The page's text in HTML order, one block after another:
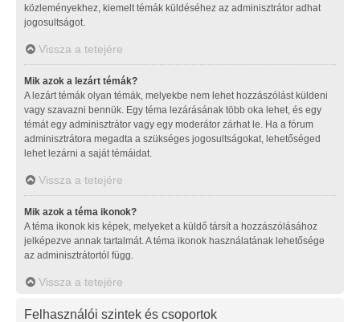
közleményekhez, kiemelt témák küldéséhez az adminisztrátor adhat
jogosultságot.
Vissza a tetejére
Mik azok a lezárt témák?
A lezárt témák olyan témák, melyekbe nem lehet hozzászólást küldeni
vagy szavazni bennük. Egy téma lezárásának több oka lehet, és egy
témát egy adminisztrátor vagy egy moderátor zárhat le. Ha a fórum
adminisztrátora megadta a szükséges jogosultságokat, lehetőséged
lehet lezárni a saját témáidat.
Vissza a tetejére
Mik azok a téma ikonok?
A téma ikonok kis képek, melyeket a küldő társít a hozzászólásához
jelképezve annak tartalmát. A téma ikonok használatának lehetősége
az adminisztrátortól függ.
Vissza a tetejére
Felhasználói szintek és csoportok